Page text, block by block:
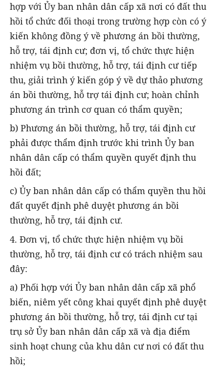
hợp với Ủy ban nhân dân cấp xã nơi có đất thu
hồi tổ chức đối thoại trong trường hợp còn có ý
kiến không đồng ý về phương án bồi thường,
hỗ trợ, tái định cư; đơn vị, tổ chức thực hiện
nhiệm vụ bồi thường, hỗ trợ, tái định cư tiếp
thu, giải trình ý kiến góp ý về dự thảo phương
án bồi thường, hỗ trợ tái định cư; hoàn chỉnh
phương án trình cơ quan có thẩm quyền;
b) Phương án bồi thường, hỗ trợ, tái định cư
phải được thẩm định trước khi trình Ủy ban
nhân dân cấp có thẩm quyền quyết định thu
hồi đất;
c) Ủy ban nhân dân cấp có thẩm quyền thu hồi
đất quyết định phê duyệt phương án bồi
thường, hỗ trợ, tái định cư.
4. Đơn vị, tổ chức thực hiện nhiệm vụ bồi
thường, hỗ trợ, tái định cư có trách nhiệm sau
đây:
a) Phối hợp với Ủy ban nhân dân cấp xã phổ
biến, niêm yết công khai quyết định phê duyệt
phương án bồi thường, hỗ trợ, tái định cư tại
trụ sở Ủy ban nhân dân cấp xã và địa điểm
sinh hoạt chung của khu dân cư nơi có đất thu
hồi;